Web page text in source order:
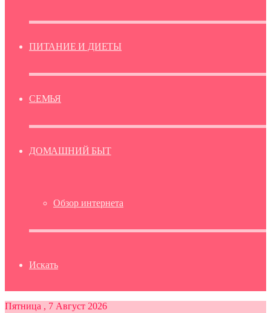
ПИТАНИЕ И ДИЕТЫ
СЕМЬЯ
ДОМАШНИЙ БЫТ
Обзор интернета
Искать
Пятница , 7 Август 2026